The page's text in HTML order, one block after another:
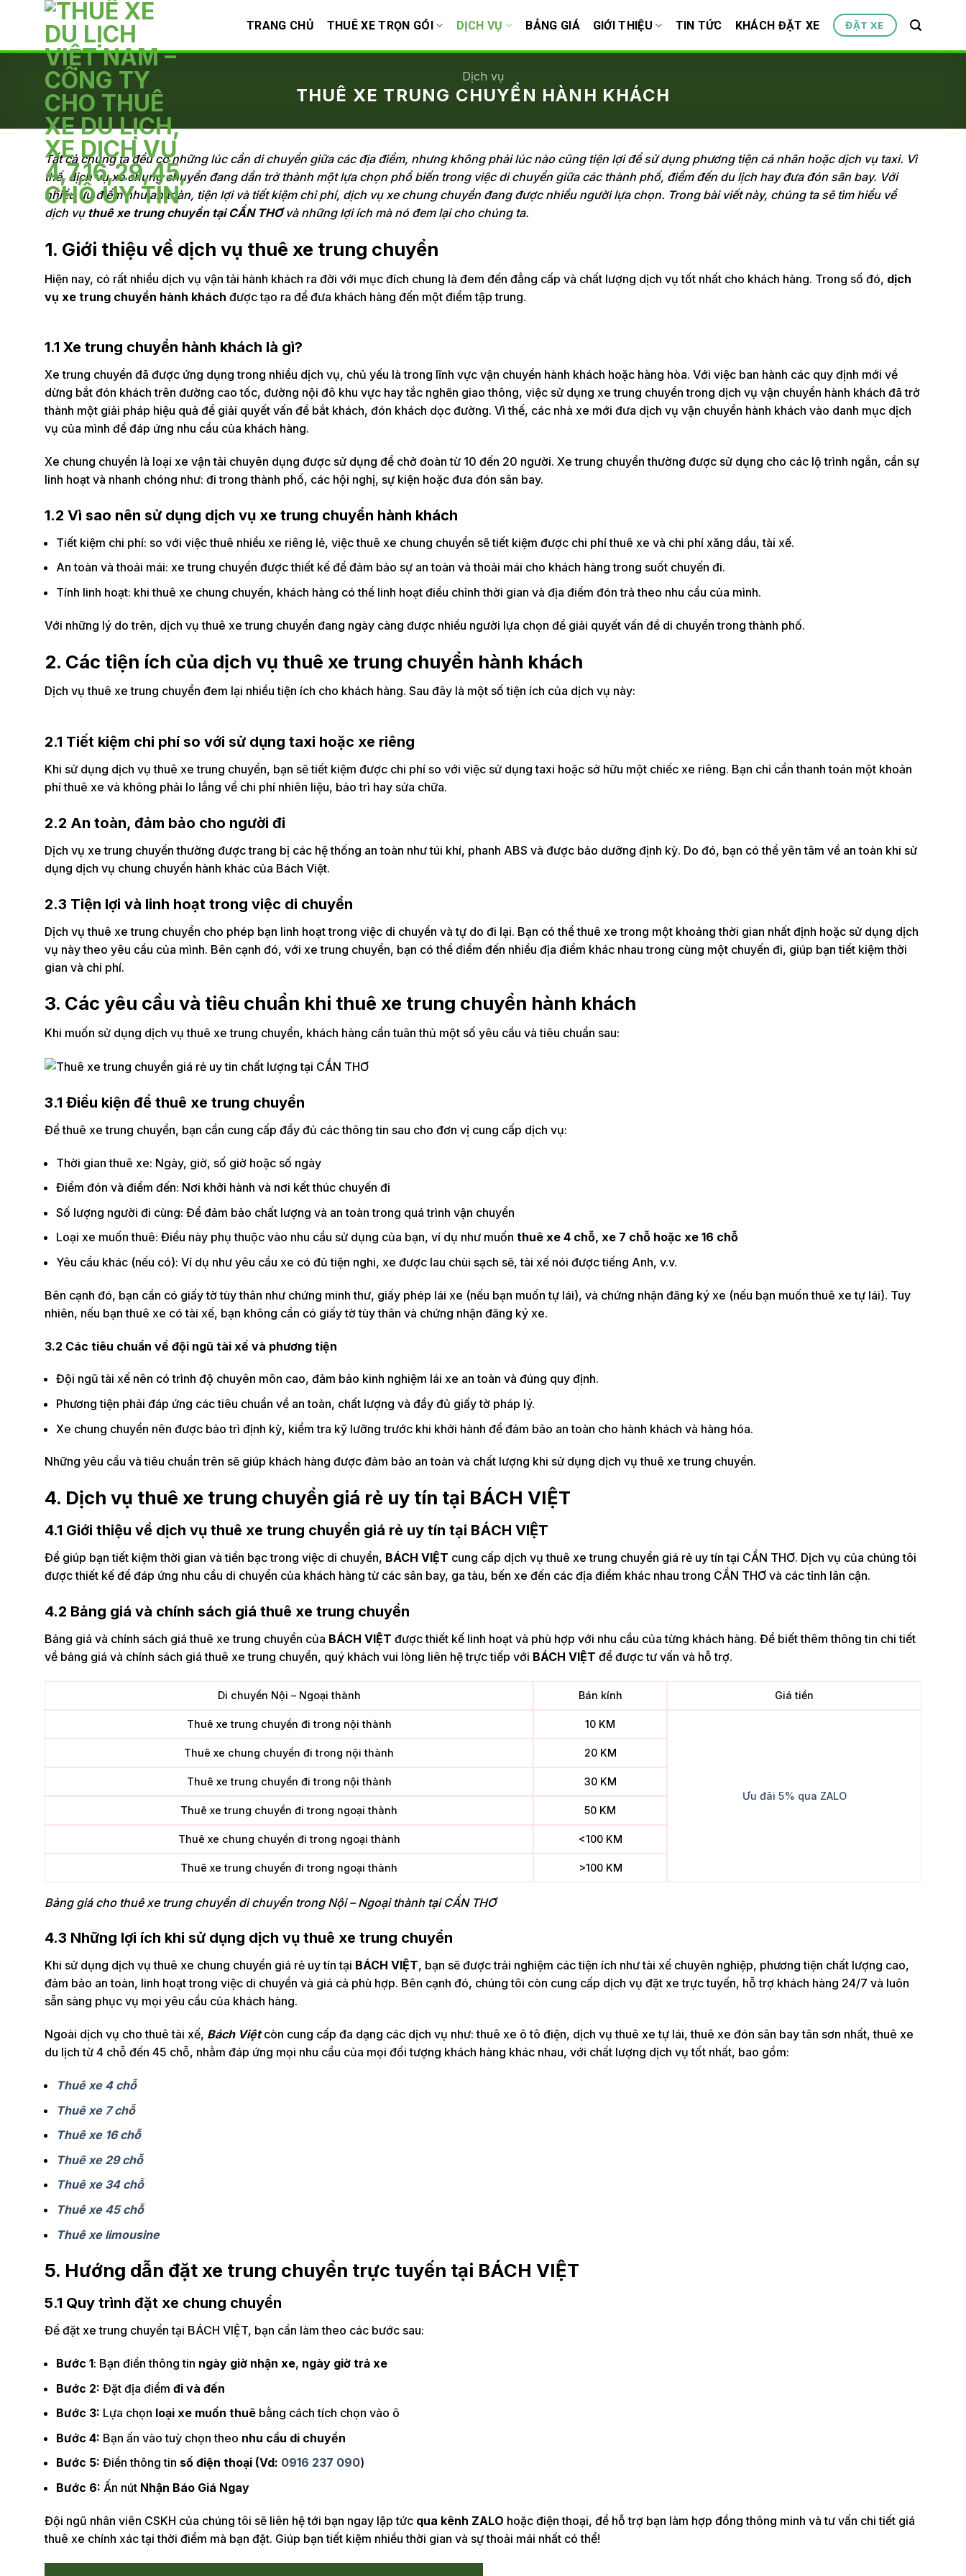
TRANG CHỦ THUÊ XE TRỌN GÓI DỊCH VỤ BẢNG GIÁ GIỚI THIỆU TIN TỨC KHÁCH ĐẶT XE ĐẶT XE
Dịch vụ
THUÊ XE TRUNG CHUYỂN HÀNH KHÁCH
Tất cả chúng ta đều có những lúc cần di chuyển giữa các địa điểm, nhưng không phải lúc nào cũng tiện lợi để sử dụng phương tiện cá nhân hoặc dịch vụ taxi. Vì
thế, dịch vụ xe chung chuyển đang dần trở thành một lựa chọn phổ biến trong việc di chuyển giữa các thành phố, điểm đến du lịch hay đưa đón sân bay. Với
nhiều ưu điểm như an toàn, tiện lợi và tiết kiệm chi phí, dịch vụ xe chung chuyển đang được nhiều người lựa chọn. Trong bài viết này, chúng ta sẽ tìm hiểu về
dịch vụ thuê xe trung chuyển tại CẦN THƠvà những lợi ích mà nó đem lại cho chúng ta.
1. Giới thiệu về dịch vụ thuê xe trung chuyển
Hiện nay, có rất nhiều dịch vụ vận tải hành khách ra đời với mục đích chung là đem đến đẳng cấp và chất lượng dịch vụ tốt nhất cho khách hàng. Trong số đó, dịch
vụ xe trung chuyển hành khách được tạo ra để đưa khách hàng đến một điểm tập trung.
1.1 Xe trung chuyển hành khách là gì?
Xe trung chuyển đã được ứng dụng trong nhiều dịch vụ, chủ yếu là trong lĩnh vực vận chuyển hành khách hoặc hàng hòa. Với việc ban hành các quy định mới về
dừng bắt đón khách trên đường cao tốc, đường nội đô khu vực hay tắc nghẽn giao thông, việc sử dụng xe trung chuyển trong dịch vụ vận chuyển hành khách đã trở
thành một giải pháp hiệu quả để giải quyết vấn đề bắt khách, đón khách dọc đường. Vì thế, các nhà xe mới đưa dịch vụ vận chuyển hành khách vào danh mục dịch
vụ của mình để đáp ứng nhu cầu của khách hàng.
Xe chung chuyển là loại xe vận tải chuyên dụng được sử dụng để chở đoàn từ 10 đến 20 người. Xe trung chuyển thường được sử dụng cho các lộ trình ngắn, cần sự
linh hoạt và nhanh chóng như: đi trong thành phố, các hội nghị, sự kiện hoặc đưa đón sân bay.
1.2 Vì sao nên sử dụng dịch vụ xe trung chuyển hành khách
Tiết kiệm chi phí: so với việc thuê nhiều xe riêng lẻ, việc thuê xe chung chuyển sẽ tiết kiệm được chi phí thuê xe và chi phí xăng dầu, tài xế.
An toàn và thoải mái: xe trung chuyển được thiết kế để đảm bảo sự an toàn và thoải mái cho khách hàng trong suốt chuyến đi.
Tính linh hoạt: khi thuê xe chung chuyển, khách hàng có thể linh hoạt điều chỉnh thời gian và địa điểm đón trả theo nhu cầu của mình.
Với những lý do trên, dịch vụ thuê xe trung chuyển đang ngày càng được nhiều người lựa chọn để giải quyết vấn đề di chuyển trong thành phố.
2. Các tiện ích của dịch vụ thuê xe trung chuyển hành khách
Dịch vụ thuê xe trung chuyển đem lại nhiều tiện ích cho khách hàng. Sau đây là một số tiện ích của dịch vụ này:
2.1 Tiết kiệm chi phí so với sử dụng taxi hoặc xe riêng
Khi sử dụng dịch vụ thuê xe trung chuyển, bạn sẽ tiết kiệm được chi phí so với việc sử dụng taxi hoặc sở hữu một chiếc xe riêng. Bạn chỉ cần thanh toán một khoản
phí thuê xe và không phải lo lắng về chi phí nhiên liệu, bảo trì hay sửa chữa.
2.2 An toàn, đảm bảo cho người đi
Dịch vụ xe trung chuyển thường được trang bị các hệ thống an toàn như túi khí, phanh ABS và được bảo dưỡng định kỳ. Do đó, bạn có thể yên tâm về an toàn khi sử
dụng dịch vụ chung chuyển hành khác của Bách Việt.
2.3 Tiện lợi và linh hoạt trong việc di chuyển
Dịch vụ thuê xe trung chuyển cho phép bạn linh hoạt trong việc di chuyển và tự do đi lại. Bạn có thể thuê xe trong một khoảng thời gian nhất định hoặc sử dụng dịch
vụ này theo yêu cầu của mình. Bên cạnh đó, với xe trung chuyển, bạn có thể điểm đến nhiều địa điểm khác nhau trong cùng một chuyến đi, giúp bạn tiết kiệm thời
gian và chi phí.
3. Các yêu cầu và tiêu chuẩn khi thuê xe trung chuyển hành khách
Khi muốn sử dụng dịch vụ thuê xe trung chuyển, khách hàng cần tuân thủ một số yêu cầu và tiêu chuẩn sau:
3.1 Điều kiện để thuê xe trung chuyển
Để thuê xe trung chuyển, bạn cần cung cấp đầy đủ các thông tin sau cho đơn vị cung cấp dịch vụ:
Thời gian thuê xe: Ngày, giờ, số giờ hoặc số ngày
Điểm đón và điểm đến: Nơi khởi hành và nơi kết thúc chuyến đi
Số lượng người đi cùng: Để đảm bảo chất lượng và an toàn trong quá trình vận chuyển
Loại xe muốn thuê: Điều này phụ thuộc vào nhu cầu sử dụng của bạn, ví dụ như muốn thuê xe 4 chỗ, xe 7 chỗ hoặc xe 16 chỗ
Yêu cầu khác (nếu có): Ví dụ như yêu cầu xe có đủ tiện nghi, xe được lau chùi sạch sẽ, tài xế nói được tiếng Anh, v.v.
Bên cạnh đó, bạn cần có giấy tờ tùy thân như chứng minh thư, giấy phép lái xe (nếu bạn muốn tự lái), và chứng nhận đăng ký xe (nếu bạn muốn thuê xe tự lái). Tuy
nhiên, nếu bạn thuê xe có tài xế, bạn không cần có giấy tờ tùy thân và chứng nhận đăng ký xe.
3.2 Các tiêu chuẩn về đội ngũ tài xế và phương tiện
Đội ngũ tài xế nên có trình độ chuyên môn cao, đảm bảo kinh nghiệm lái xe an toàn và đúng quy định.
Phương tiện phải đáp ứng các tiêu chuẩn về an toàn, chất lượng và đầy đủ giấy tờ pháp lý.
Xe chung chuyển nên được bảo trì định kỳ, kiểm tra kỹ lưỡng trước khi khởi hành để đảm bảo an toàn cho hành khách và hàng hóa.
Những yêu cầu và tiêu chuẩn trên sẽ giúp khách hàng được đảm bảo an toàn và chất lượng khi sử dụng dịch vụ thuê xe trung chuyển.
4. Dịch vụ thuê xe trung chuyển giá rẻ uy tín tại BÁCH VIỆT
4.1 Giới thiệu về dịch vụ thuê xe trung chuyển giá rẻ uy tín tại BÁCH VIỆT
Để giúp bạn tiết kiệm thời gian và tiền bạc trong việc di chuyển, BÁCH VIỆT cung cấp dịch vụ thuê xe trung chuyển giá rẻ uy tín tại CẦN THƠ. Dịch vụ của chúng tôi
được thiết kế để đáp ứng nhu cầu di chuyển của khách hàng từ các sân bay, ga tàu, bến xe đến các địa điểm khác nhau trong CẦN THƠ và các tỉnh lân cận.
4.2 Bảng giá và chính sách giá thuê xe trung chuyển
Bảng giá và chính sách giá thuê xe trung chuyển của BÁCH VIỆT được thiết kế linh hoạt và phù hợp với nhu cầu của từng khách hàng. Để biết thêm thông tin chi tiết
về bảng giá và chính sách giá thuê xe trung chuyển, quý khách vui lòng liên hệ trực tiếp với BÁCH VIỆT để được tư vấn và hỗ trợ.
Di chuyển Nội – Ngoại thành Bán kính Giá tiền
Thuê xe trung chuyển đi trong nội thành 10 KM
Ưu đãi 5% qua ZALO
Thuê xe chung chuyển đi trong nội thành 20 KM
Thuê xe trung chuyển đi trong nội thành 30 KM
Thuê xe trung chuyển đi trong ngoại thành 50 KM
Thuê xe chung chuyển đi trong ngoại thành <100 KM
Thuê xe trung chuyển đi trong ngoại thành >100 KM
Bảng giá cho thuê xe trung chuyển di chuyển trong Nội – Ngoại thành tại CẦN THƠ
4.3 Những lợi ích khi sử dụng dịch vụ thuê xe trung chuyển
Khi sử dụng dịch vụ thuê xe chung chuyển giá rẻ uy tín tại BÁCH VIỆT, bạn sẽ được trải nghiệm các tiện ích như tài xế chuyên nghiệp, phương tiện chất lượng cao,
đảm bảo an toàn, linh hoạt trong việc di chuyển và giá cả phù hợp. Bên cạnh đó, chúng tôi còn cung cấp dịch vụ đặt xe trực tuyến, hỗ trợ khách hàng 24/7 và luôn
sẵn sàng phục vụ mọi yêu cầu của khách hàng.
Ngoài dịch vụ cho thuê tài xế, Bách Việtcòn cung cấp đa dạng các dịch vụ như: thuê xe ô tô điện, dịch vụ thuê xe tự lái, thuê xe đón sân bay tân sơn nhất, thuê xe
du lịch từ 4 chỗ đến 45 chỗ, nhằm đáp ứng mọi nhu cầu của mọi đối tượng khách hàng khác nhau, với chất lượng dịch vụ tốt nhất, bao gồm:
Thuê xe 4 chỗ
Thuê xe 7 chỗ
Thuê xe 16 chỗ
Thuê xe 29 chỗ
Thuê xe 34 chỗ
Thuê xe 45 chỗ
Thuê xe limousine
5. Hướng dẫn đặt xe trung chuyển trực tuyến tại BÁCH VIỆT
5.1 Quy trình đặt xe chung chuyển
Để đặt xe trung chuyển tại BÁCH VIỆT, bạn cần làm theo các bước sau:
Bước 1: Bạn điền thông tin ngày giờ nhận xe, ngày giờ trả xe
Bước 2: Đặt địa điểm đi và đến
Bước 3: Lựa chọn loại xe muốn thuê bằng cách tích chọn vào ô
Bước 4: Bạn ấn vào tuỳ chọn theo nhu cầu di chuyển
Bước 5: Điền thông tin số điện thoại (Vd: 0916 237 090)
Bước 6: Ấn nút Nhận Báo Giá Ngay
Đội ngũ nhân viên CSKH của chúng tôi sẽ liên hệ tới bạn ngay lập tức qua kênh ZALO hoặc điện thoại, để hỗ trợ bạn làm hợp đồng thông minh và tư vấn chi tiết giá
thuê xe chính xác tại thời điểm mà bạn đặt. Giúp bạn tiết kiệm nhiều thời gian và sự thoải mái nhất có thể!